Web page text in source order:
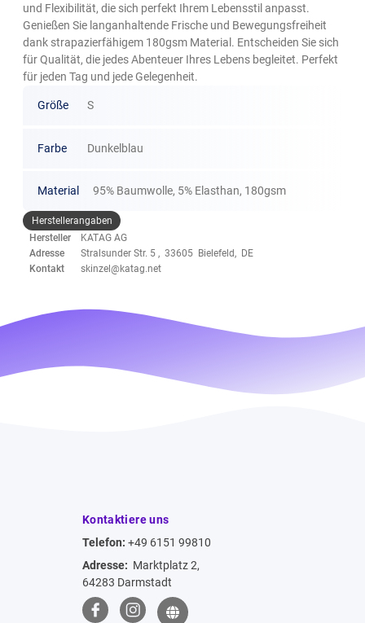
und Flexibilität, die sich perfekt Ihrem Lebensstil anpasst.
Genießen Sie langanhaltende Frische und Bewegungsfreiheit
dank strapazierfähigem 180gsm Material. Entscheiden Sie sich
für Qualität, die jedes Abenteuer Ihres Lebens begleitet. Perfekt
für jeden Tag und jede Gelegenheit.
Größe S
Farbe Dunkelblau
Material 95% Baumwolle, 5% Elasthan, 180gsm
Herstellerangaben
Hersteller
KATAG AG
Adresse
Stralsunder Str. 5 , 33605 Bielefeld, DE
Kontakt
skinzel@katag.net
Kontaktiere uns
Telefon: +49 6151 99810
Adresse: Marktplatz 2,
64283 Darmstadt